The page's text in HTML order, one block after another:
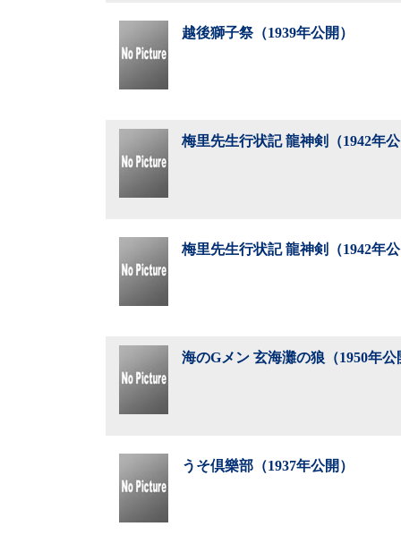
越後獅子祭（1939年公開）
梅里先生行状記 龍神剣（1942年
梅里先生行状記 龍神剣（1942年
海のGメン 玄海灘の狼（1950年公
うそ倶樂部（1937年公開）